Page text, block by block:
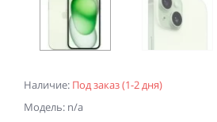
Наличие: Под заказ (1-2 дня)
Модель: n/a